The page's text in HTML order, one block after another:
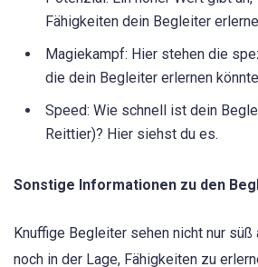
Fähigkeiten dein Begleiter
Magiekampf: Hier stehen die
die dein Begleiter erlernen
Speed: Wie schnell ist dein
Reittier)? Hier siehst du es.
Sonstige Informationen zu den
Knuffige Begleiter sehen nicht nur süß
noch in der Lage, Fähigkeiten zu